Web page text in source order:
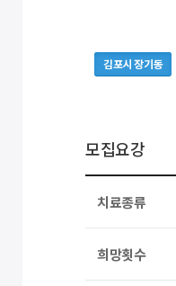
김포시 장기동
모집요강
치료종류
희망횟수